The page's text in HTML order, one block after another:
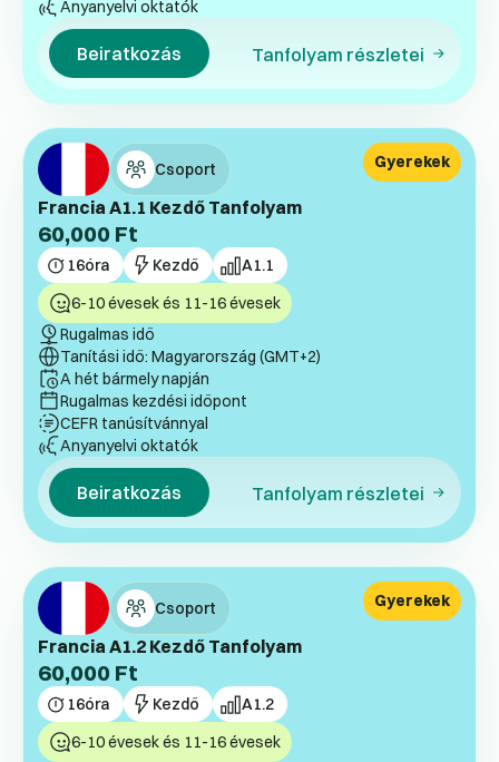
Anyanyelvi oktatók
Beiratkozás Tanfolyam részletei
Csoport
Francia A1.1 Kezdő Tanfolyam
60,000 Ft
16óra Kezdő A1.1
Gyerekek
6-10 évesek és 11-16 évesek
Rugalmas idő
Tanítási idő: Magyarország (GMT+2)
A hét bármely napján
Rugalmas kezdési időpont
CEFR tanúsítvánnyal
Anyanyelvi oktatók
Beiratkozás Tanfolyam részletei
Csoport
Francia A1.2 Kezdő Tanfolyam
60,000 Ft
16óra Kezdő A1.2
Gyerekek
6-10 évesek és 11-16 évesek